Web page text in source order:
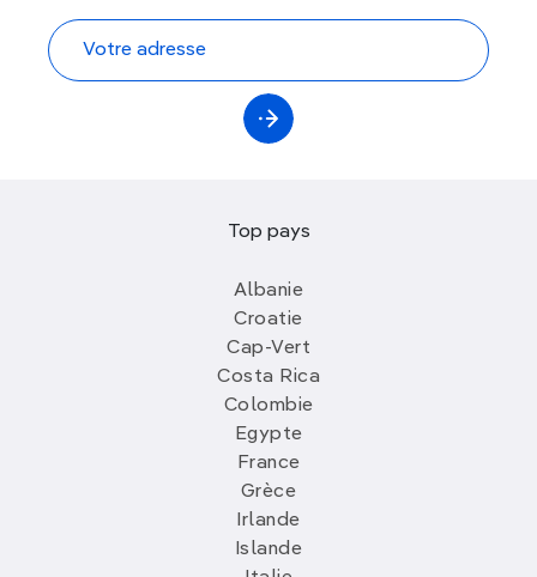
Top pays
Albanie
Croatie
Cap-Vert
Costa Rica
Colombie
Egypte
France
Grèce
Irlande
Islande